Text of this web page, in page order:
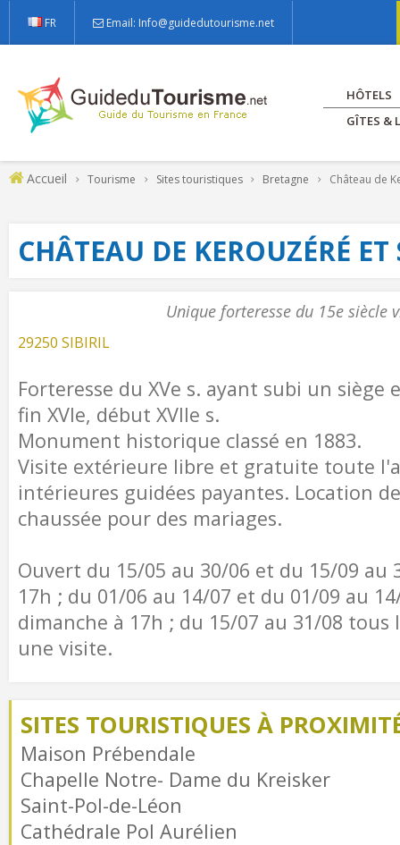
FR Email: Info@guidedutourisme.net
HÔTELS
GÎTES &
Accueil Tourisme Sites touristiques Bretagne Château de
CHÂTEAU DE KEROUZÉRÉ
Unique forteresse du 15e siècle
29250 SIBIRIL
Forteresse du XVe s. ayant subi un siège
fin XVIe, début XVIIe s.
Monument historique classé en 1883.
Visite extérieure libre et gratuite toute
intérieures guidées payantes. Location
chaussée pour des mariages.
Ouvert du 15/05 au 30/06 et du 15/09 au
17h ; du 01/06 au 14/07 et du 01/09 au
dimanche à 17h ; du 15/07 au 31/08 tous
une visite.
SITES TOURISTIQUES À
Maison Prébendale
Chapelle Notre- Dame du Kreisker
Saint-Pol-de-Léon
Cathédrale Pol Aurélien